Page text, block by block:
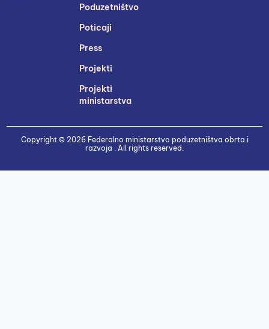
Poduzetništvo
Poticaji
Press
Projekti
Projekti
ministarstva
Copyright © 2026 Federalno ministarstvo poduzetništva obrta i
razvoja . All rights reserved.